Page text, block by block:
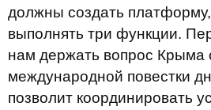
должны создать платформу,
выполнять три функции.
нам держать вопрос Крыма
международной повестки
позволит координировать